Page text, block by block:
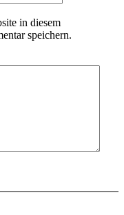
in diesem
speichern.